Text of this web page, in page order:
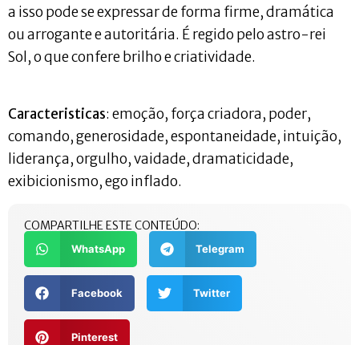
a isso pode se expressar de forma firme, dramática
ou arrogante e autoritária. É regido pelo astro-rei
Sol, o que confere brilho e criatividade.
Caracteristicas: emoção, força criadora, poder,
comando, generosidade, espontaneidade, intuição,
liderança, orgulho, vaidade, dramaticidade,
exibicionismo, ego inflado.
COMPARTILHE ESTE CONTEÚDO:
WhatsApp Telegram
Facebook Twitter
Pinterest